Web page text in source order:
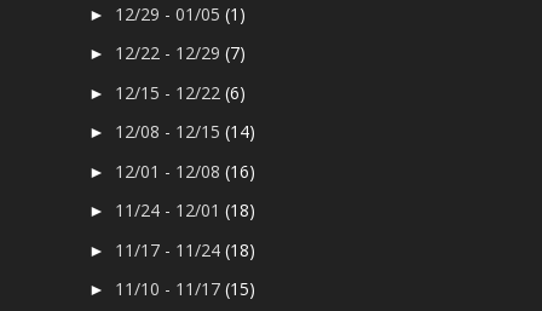
► 12/29 - 01/05(1)
► 12/22 - 12/29(7)
► 12/15 - 12/22(6)
► 12/08 - 12/15(14)
► 12/01 - 12/08(16)
► 11/24 - 12/01(18)
► 11/17 - 11/24(18)
► 11/10 - 11/17(15)